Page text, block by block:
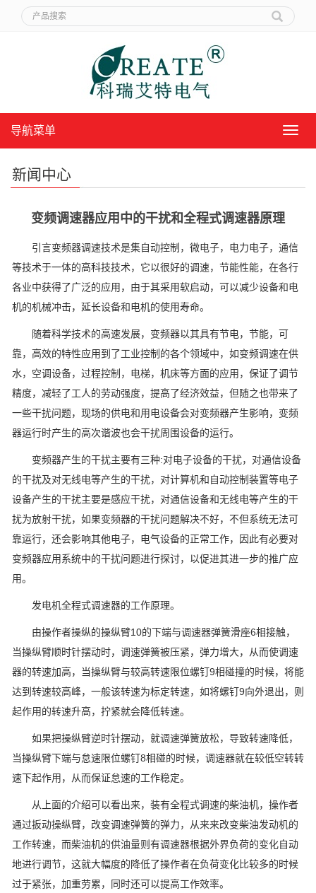
导
导航菜单
新闻中心
变频调速器应用中的干扰和全程式调速器原理
引言变频器调速技术是集自动控制，微电子，电力电子，通信
等技术于一体的高科技技术，它以很好的调速，节能性能，在各行
各业中获得了广泛的应用，由于其采用软启动，可以减少设备和电
机的机械冲击，延长设备和电机的使用寿命。
随着科学技术的高速发展，变频器以其具有节电，节能，可
靠，高效的特性应用到了工业控制的各个领域中，如变频调速在供
水，空调设备，过程控制，电梯，机床等方面的应用，保证了调节
精度，减轻了工人的劳动强度，提高了经济效益，但随之也带来了
一些干扰问题，现场的供电和用电设备会对变频器产生影响，变频
器运行时产生的高次谐波也会干扰周围设备的运行。
变频器产生的干扰主要有三种:对电子设备的干扰，对通信设备
的干扰及对无线电等产生的干扰，对计算机和自动控制装置等电子
设备产生的干扰主要是感应干扰，对通信设备和无线电等产生的干
扰为放射干扰，如果变频器的干扰问题解决不好，不但系统无法可
靠运行，还会影响其他电子，电气设备的正常工作，因此有必要对
变频器应用系统中的干扰问题进行探讨，以促进其进一步的推广应
用。
发电机全程式调速器的工作原理。
由操作者操纵的操纵臂10的下端与调速器弹簧滑座6相接触，
当操纵臂顺时针摆动时，调速弹簧被压紧，弹力增大，从而使调速
器的转速加高，当操纵臂与较高转速限位螺钉9相碰撞的时候，将能
达到转速较高峰，一般该转速为标定转速，如将螺钉9向外退出，则
起作用的转速升高，拧紧就会降低转速。
如果把操纵臂逆时针摆动，就调速弹簧放松，导致转速降低，
当操纵臂下端与怠速限位螺钉8相碰的时候，调速器就在较低空转转
速下起作用，从而保证怠速的工作稳定。
从上面的介绍可以看出来，装有全程式调速的柴油机，操作者
通过扳动操纵臂，改变调速弹簧的弹力，从来来改变柴油发动机的
工作转速，而柴油机的供油量则有调速器根据外界负荷的变化自动
地进行调节，这就大幅度的降低了操作者在负荷变化比较多的时候
过于紧张，加重劳累，同时还可以提高工作效率。